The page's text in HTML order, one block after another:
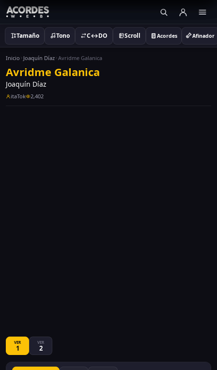
Tamaño Tono C↔DO Scroll Acordes Afinador
Inicio Joaquín Díaz Avridme Galanica
Avridme Galanica
Joaquín Díaz
itaTok 2,402
VER
1
VER
2